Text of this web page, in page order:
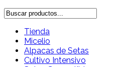
Tienda
Micelio
Alpacas de Setas
Cultivo Intensivo